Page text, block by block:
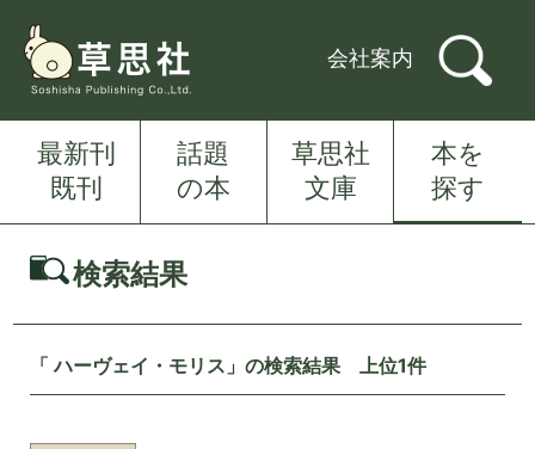
会社案内
最新刊
既刊
話題
の本
草思社
文庫
本を
探す
検索結果
「 ハーヴェイ・モリス」の検索結果 上位1件